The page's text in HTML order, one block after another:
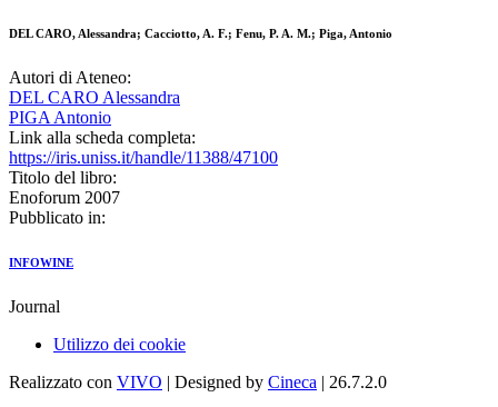
DEL CARO, Alessandra; Cacciotto, A. F.; Fenu, P. A. M.; Piga, Antonio
Autori di Ateneo:
DEL CARO Alessandra
PIGA Antonio
Link alla scheda completa:
https://iris.uniss.it/handle/11388/47100
Titolo del libro:
Enoforum 2007
Pubblicato in:
INFOWINE
Journal
Utilizzo dei cookie
Realizzato con VIVO | Designed by Cineca | 26.7.2.0